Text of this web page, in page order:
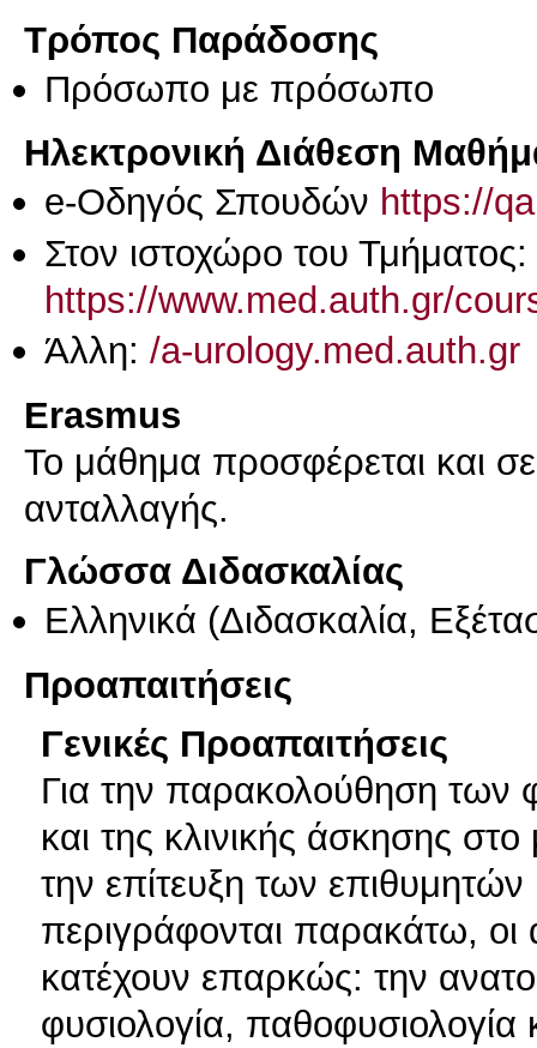
Τρόπος Παράδοσης
Πρόσωπο με πρόσωπο
Ηλεκτρονική Διάθεση
e-Οδηγός Σπουδών https://
Στον ιστοχώρο του Τμήματος:
https://www.med.auth.gr/
Άλλη: /a-urology.med.auth.gr
Erasmus
Το μάθημα προσφέρεται και
ανταλλαγής.
Γλώσσα Διδασκαλίας
Ελληνικά (Διδασκαλία,
Προαπαιτήσεις
Γενικές Προαπαιτήσεις
Για την παρακολούθηση των
και της κλινικής άσκησης
την επίτευξη των
περιγράφονται παρακάτω, οι
κατέχουν επαρκώς: την
φυσιολογία, παθοφυσιολογία